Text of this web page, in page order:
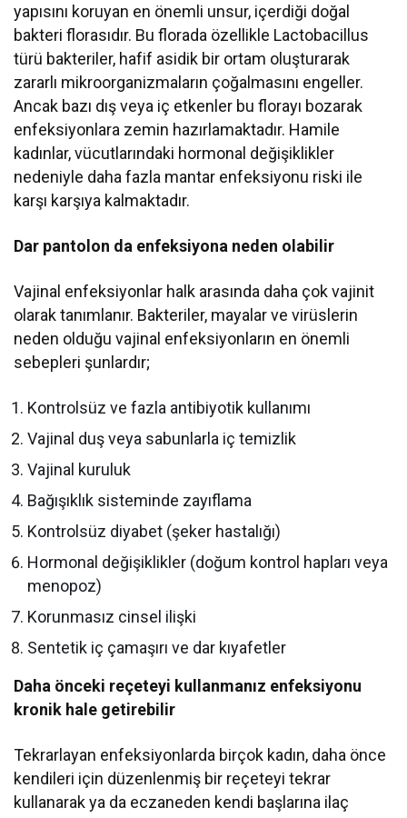
yapısını koruyan en önemli unsur, içerdiği doğal
bakteri florasıdır. Bu florada özellikle Lactobacillus
türü bakteriler, hafif asidik bir ortam oluşturarak
zararlı mikroorganizmaların çoğalmasını engeller.
Ancak bazı dış veya iç etkenler bu florayı bozarak
enfeksiyonlara zemin hazırlamaktadır. Hamile
kadınlar, vücutlarındaki hormonal değişiklikler
nedeniyle daha fazla mantar enfeksiyonu riski ile
karşı karşıya kalmaktadır.
Dar pantolon da enfeksiyona neden olabilir
Vajinal enfeksiyonlar halk arasında daha çok vajinit
olarak tanımlanır. Bakteriler, mayalar ve virüslerin
neden olduğu vajinal enfeksiyonların en önemli
sebepleri şunlardır;
Kontrolsüz ve fazla antibiyotik kullanımı
Vajinal duş veya sabunlarla iç temizlik
Vajinal kuruluk
Bağışıklık sisteminde zayıflama
Kontrolsüz diyabet (şeker hastalığı)
Hormonal değişiklikler (doğum kontrol hapları veya
menopoz)
Korunmasız cinsel ilişki
Sentetik iç çamaşırı ve dar kıyafetler
Daha önceki reçeteyi kullanmanız enfeksiyonu
kronik hale getirebilir
Tekrarlayan enfeksiyonlarda birçok kadın, daha önce
kendileri için düzenlenmiş bir reçeteyi tekrar
kullanarak ya da eczaneden kendi başlarına ilaç